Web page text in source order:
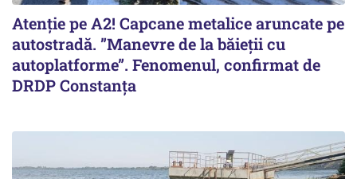
Atenție pe A2! Capcane metalice aruncate pe
autostradă. ”Manevre de la băieții cu
autoplatforme”. Fenomenul, confirmat de
DRDP Constanța